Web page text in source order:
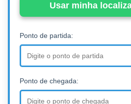
Usar minha
Ponto de partida:
Ponto de chegada: